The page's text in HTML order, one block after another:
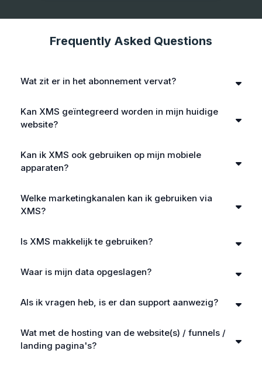
Frequently Asked Questions
Wat zit er in het abonnement vervat?
Kan XMS geïntegreerd worden in mijn huidige
website?
Kan ik XMS ook gebruiken op mijn mobiele
apparaten?
IOS ANDROID
Welke marketingkanalen kan ik gebruiken via
XMS?
Is XMS makkelijk te gebruiken?
"People-Buy-People"
Waar is mijn data opgeslagen?
Als ik vragen heb, is er dan support aanwezig?
Wat met de hosting van de website(s) / funnels /
landing pagina's?